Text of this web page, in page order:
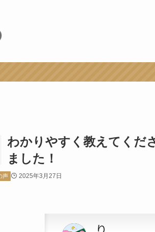
わかりやすく教えてくだ
ました！
声 2025年3月27日